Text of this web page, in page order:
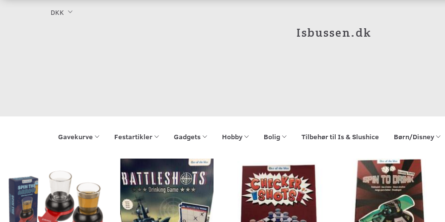
DKK
Isbussen.dk
Gavekurve Festartikler Gadgets Hobby Bolig Tilbehør til Is & Slushice Børn/Disney